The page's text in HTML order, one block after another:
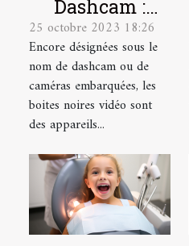
Dashcam :
Qu’est-ce
qu’une boite
noire vidéo ?
25 octobre 2023 18:26
Encore désignées sous le
nom de dashcam ou de
caméras embarquées, les
boites noires vidéo sont
des appareils...